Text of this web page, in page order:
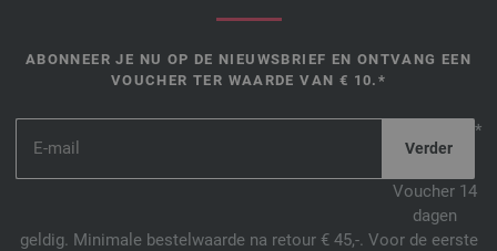
ABONNEER JE NU OP DE NIEUWSBRIEF EN ONTVANG EEN
VOUCHER TER WAARDE VAN € 10.*
*
Voucher 14
dagen
geldig. Minimale bestelwaarde na retour € 45,-. Voor de eerste